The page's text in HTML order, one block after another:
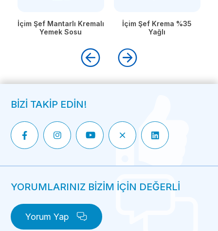
İçim Şef Krema %35
Yağlı
İçim Kaşar Peyniri
BİZİ TAKİP EDİN!
YORUMLARINIZ BİZİM İÇİN DEĞERLİ
Yorum Yap